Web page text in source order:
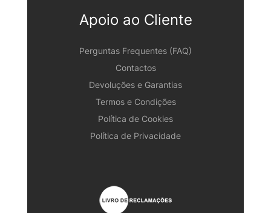
Apoio ao Cliente
Perguntas Frequentes (FAQ)
Contactos
Devoluções e Garantias
Termos e Condições
Política de Cookies
Política de Privacidade